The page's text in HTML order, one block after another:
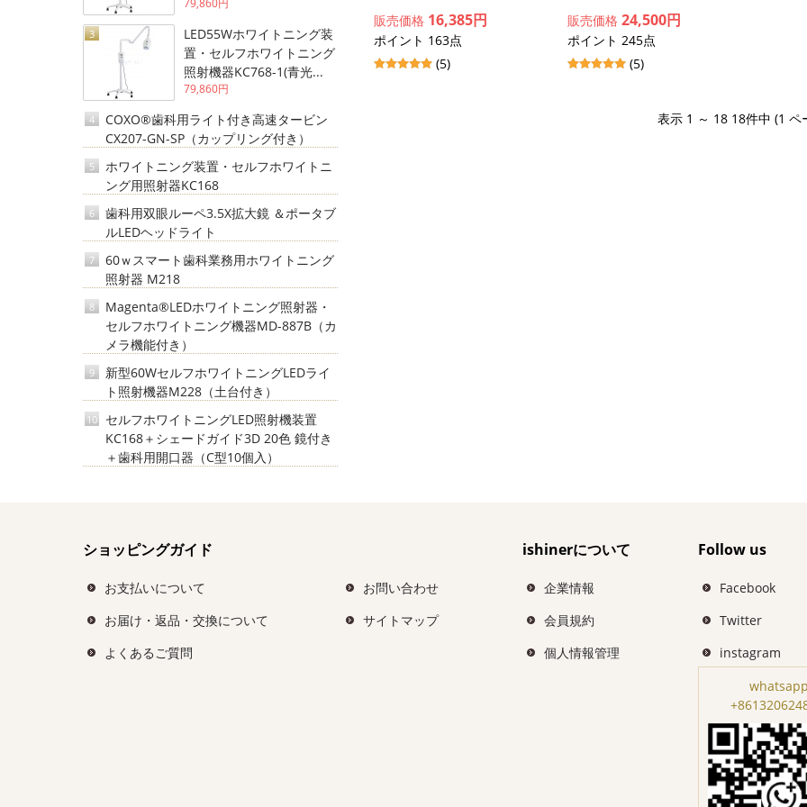
販売価格 16,385円
ポイント 163点
(5)
販売価格24,500円
ポイント 245点
(5)
表示 1 ～ 18 18件中 (1 ペ
79,860円
LED55Wホワイトニング装
置・セルフホワイトニング
照射機器KC768-1(青光...
79,860円
3
COXO®歯科用ライト付き高速タービン
CX207-GN-SP（カップリング付き）
4
ホワイトニング装置・セルフホワイトニ
ング用照射器KC168
5
歯科用双眼ルーペ3.5X拡大鏡 ＆ポータブ
ルLEDヘッドライト
6
60ｗスマート歯科業務用ホワイトニング
照射器 M218
7
Magenta®LEDホワイトニング照射器・
セルフホワイトニング機器MD-887B（カ
メラ機能付き）
8
新型60WセルフホワイトニングLEDライ
ト照射機器M228（土台付き）
9
セルフホワイトニングLED照射機装置
KC168＋シェードガイド3D 20色 鏡付き
＋歯科用開口器（C型10個入）
10
ショッピングガイド
お支払いについて
お届け・返品・交換について
よくあるご質問
お問い合わせ
サイトマップ
ishinerについて
企業情報
会員規約
個人情報管理
Follow us
Facebook
Twitter
instagram